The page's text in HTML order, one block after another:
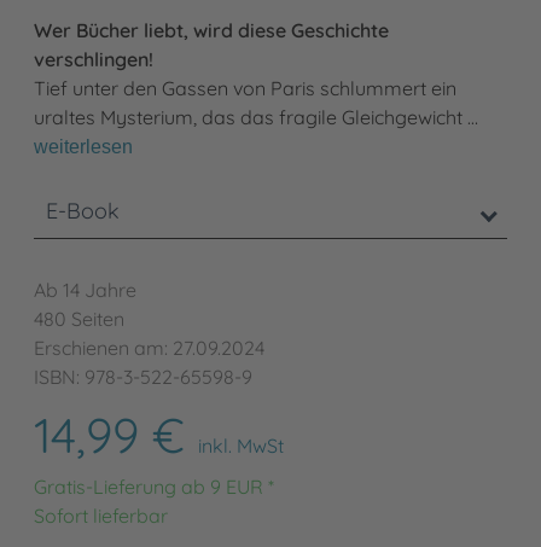
Wer Bücher liebt, wird diese Geschichte
verschlingen!
Tief unter den Gassen von Paris schlummert ein
uraltes Mysterium, das das fragile Gleichgewicht …
weiterlesen
E-Book
Ab 14 Jahre
480 Seiten
Erschienen am: 27.09.2024
ISBN: 978-3-522-65598-9
14,99 €
inkl. MwSt
Gratis-Lieferung ab 9 EUR *
Sofort lieferbar